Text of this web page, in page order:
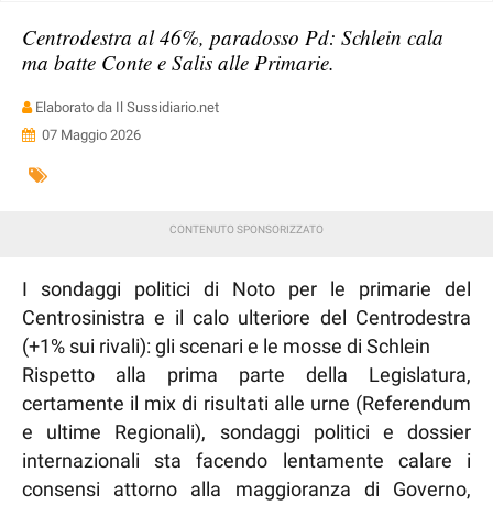
Centrodestra al 46%, paradosso Pd: Schlein cala
ma batte Conte e Salis alle Primarie.
Elaborato da Il Sussidiario.net
07 Maggio 2026
I sondaggi politici di Noto per le primarie del
Centrosinistra e il calo ulteriore del Centrodestra
(+1% sui rivali): gli scenari e le mosse di Schlein
Rispetto alla prima parte della Legislatura,
certamente il mix di risultati alle urne (Referendum
e ultime Regionali), sondaggi politici e dossier
internazionali sta facendo lentamente calare i
consensi attorno alla maggioranza di Governo,